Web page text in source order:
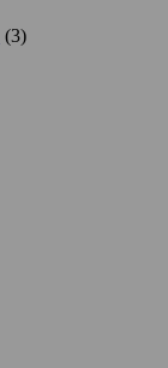
(3)